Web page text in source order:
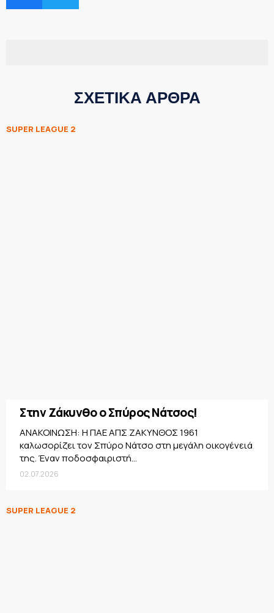
ΣΧΕΤΙΚΑ ΑΡΘΡΑ
SUPER LEAGUE 2
Στην Ζάκυνθο ο Σπύρος Νάτσος!
ΑΝΑΚΟΙΝΩΣΗ: Η ΠΑΕ ΑΠΣ ΖΑΚΥΝΘΟΣ 1961
καλωσορίζει τον Σπύρο Νάτσο στη μεγάλη οικογένειά
της. Έναν ποδοσφαιριστή...
02.07.2026
SUPER LEAGUE 2